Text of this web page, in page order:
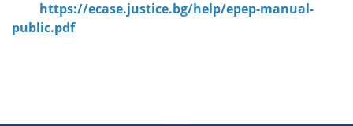
https://ecase.justice.bg/help/epep-manual-
public.pdf